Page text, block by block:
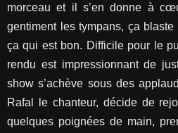
morceau et il s’en donne à
gentiment les tympans, ça
ça qui est bon. Difficile pour le
rendu est impressionnant de
show s’achève sous des
Rafal le chanteur, décide de
quelques poignées de main,